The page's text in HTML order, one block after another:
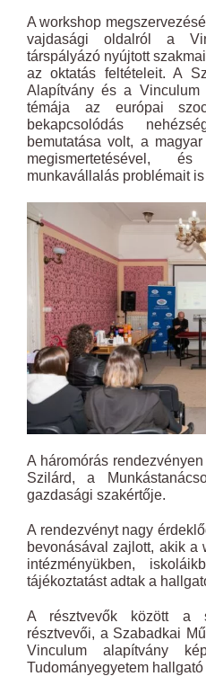
A workshop
vajdasági oldalról a
társpályázó nyújtott
az oktatás feltételeit. A
Alapítvány és a Vinculum
témája az európai
bekapcsolódás
bemutatása volt, a
megismertetésével,
munkavállalás problémait
A háromórás
Szilárd, a
gazdasági szakértője.
A rendezvényt nagy
bevonásával zajlott, akik a
intézményükben,
tájékoztatást adtak a
A résztvevők között a
résztvevői, a Szabadkai
Vinculum alapítvány
Tudományegyetem